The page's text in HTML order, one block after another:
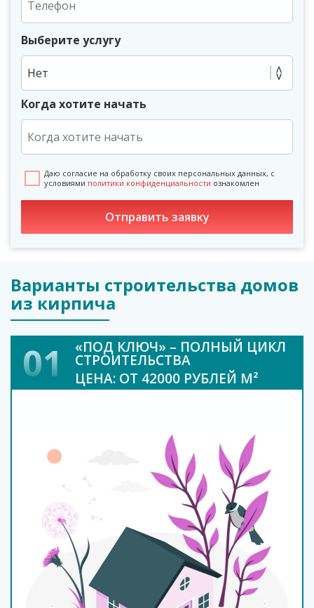
Выберите услугу
Нет
Когда хотите начать
Даю согласие на обработку своих персональных данных, с
условиями политики конфиденциальности ознакомлен
Варианты строительства домов
из кирпича
01 «ПОД КЛЮЧ» – ПОЛНЫЙ ЦИКЛ
СТРОИТЕЛЬСТВА
ЦЕНА: ОТ 42000 РУБЛЕЙ М²